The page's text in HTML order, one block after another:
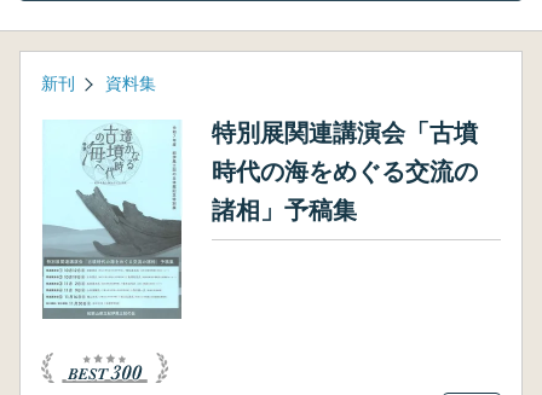
新刊 資料集
特別展関連講演会「古墳
時代の海をめぐる交流の
諸相」予稿集